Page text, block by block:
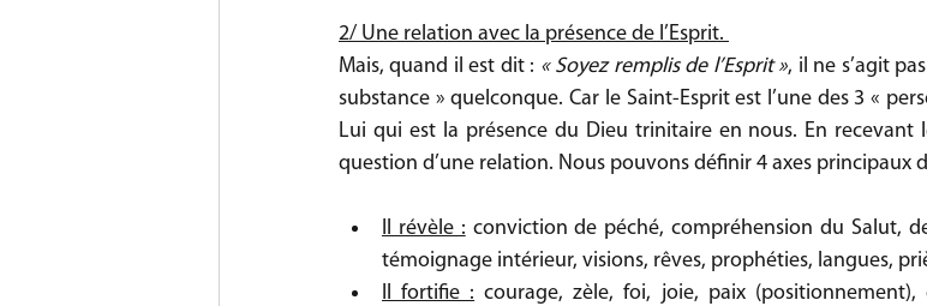
2/ Une relation avec la présence de l’Esprit.
Mais, quand il est dit : « Soyez remplis de l’Esprit », il ne s’agit
substance » quelconque. Car le Saint-Esprit est l’une des 3 «
Lui qui est la présence du Dieu trinitaire en nous. En recevant
question d’une relation. Nous pouvons définir 4 axes principaux
Il révèle : conviction de péché, compréhension du Salut,
témoignage intérieur, visions, rêves, prophéties, langues,
Il fortifie : courage, zèle, foi, joie, paix (positionnement),